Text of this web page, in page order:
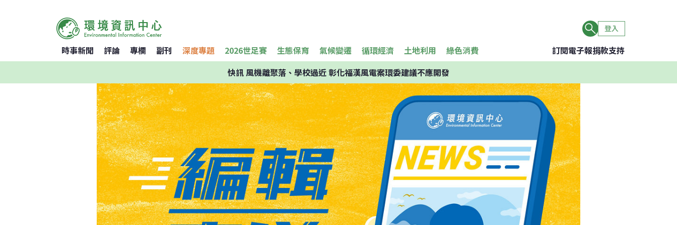
登入
時事新聞 評論 專欄 副刊 深度專題 2026世足賽 生態保育 氣候變遷 循環經濟 土地利用 綠色消費 訂閱電子報捐款支持
快訊風機離聚落、學校過近 彰化福漢風電案環委建議不應開發